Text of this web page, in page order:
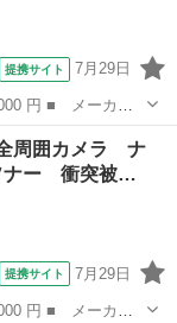
提携サイト 7月29日
ド名： ハイウ
囲カメラ 両側ス
周囲カメラ ナ
ナー 衝突被…
提携サイト 7月29日